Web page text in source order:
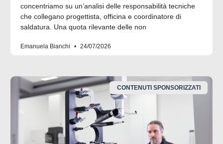
concentriamo su un’analisi delle responsabilità tecniche
che collegano progettista, officina e coordinatore di
saldatura. Una quota rilevante delle non
Emanuela Bianchi 24/07/2026
CONTENUTI SPONSORIZZATI